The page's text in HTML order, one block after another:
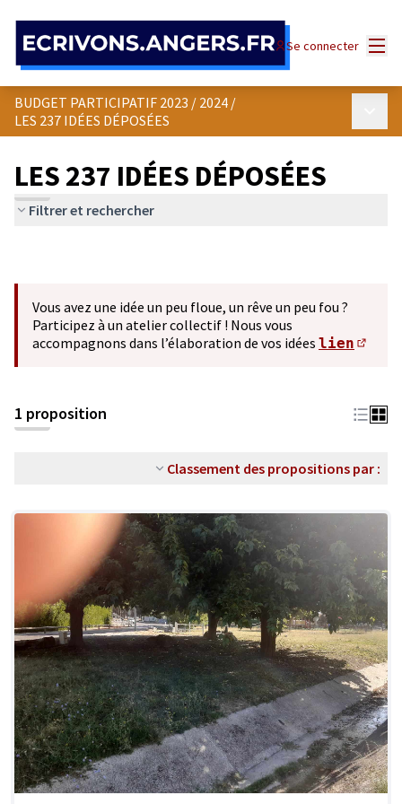
Se connecter
BUDGET PARTICIPATIF 2023 / 2024 /
LES 237 IDÉES DÉPOSÉES
LES 237 IDÉES DÉPOSÉES
Filtrer et rechercher
Vous avez une idée un peu floue, un rêve un peu fou ?
Participez à un atelier collectif ! Nous vous
accompagnons dans l’élaboration de vos idées lien
1 proposition
Classement des propositions par :